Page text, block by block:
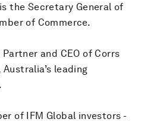
the Secretary General of
of Commerce.
and CEO of Corrs
leading
of IFM Global investors -